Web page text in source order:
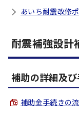
あいち耐震改修
耐震補強設計
補助の詳細及
補助金手続きの